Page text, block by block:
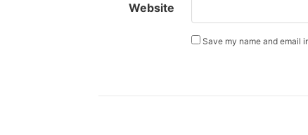
Website
Save my name and email